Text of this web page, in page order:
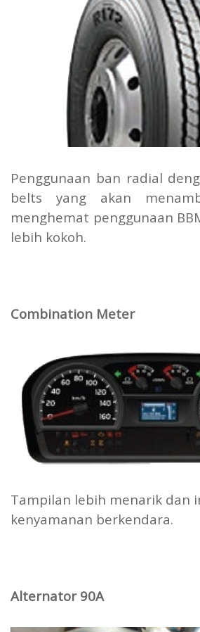
Penggunaan ban radial
belts yang akan
menghemat penggunaan
lebih kokoh.
Combination Meter
Tampilan lebih menarik dan
kenyamanan berkendara.
Alternator 90A